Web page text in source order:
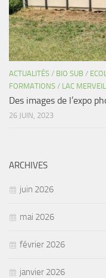
ACTUALITÉS / BIO SUB /
FORMATIONS / LAC
Des images de l’expo
26 JUIN, 2023
ARCHIVES
juin 2026
mai 2026
février 2026
janvier 2026